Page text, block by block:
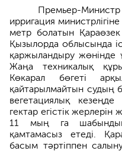
Премьер-
ирригация
метр болатын
Қызылорда облысында
қаржыландыру жөнінде
Жаңа техникалық
Көкарал бөгеті
қайтарылмайтын судың
вегетациялық
гектар егістік
11 мың га
қамтамасыз етеді.
басым тәртіппен